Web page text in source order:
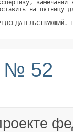
на
№ 52